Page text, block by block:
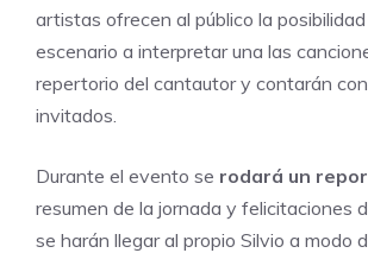
artistas ofrecen al público la posibilidad
escenario a interpretar una las
repertorio del cantautor y contarán
invitados.
Durante el evento se rodará un
resumen de la jornada y felicitaciones
se harán llegar al propio Silvio a modo